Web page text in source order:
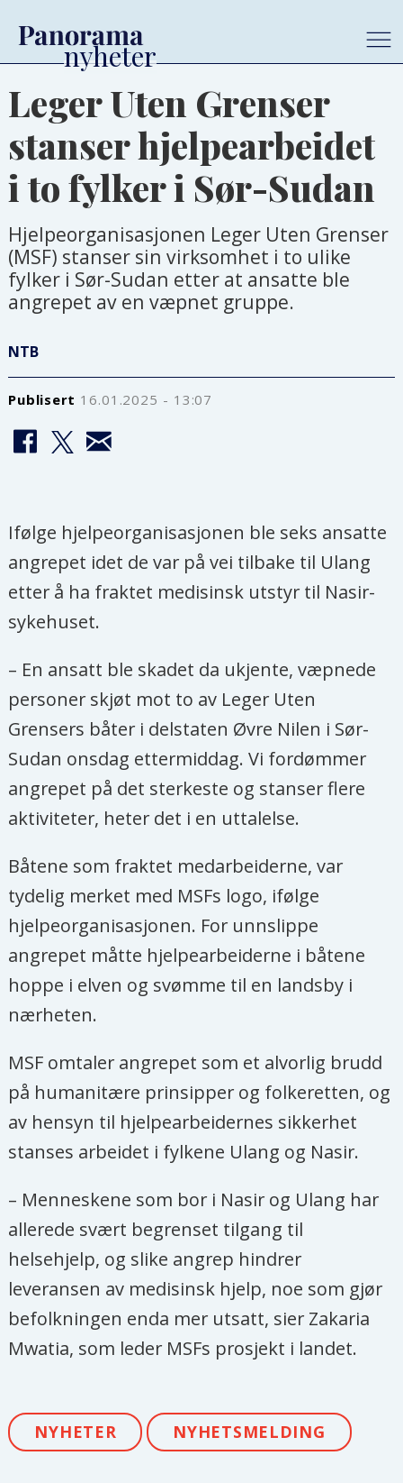
Leger Uten Grenser
stanser hjelpearbeidet
i to fylker i Sør-Sudan
Hjelpeorganisasjonen Leger Uten Grenser
(MSF) stanser sin virksomhet i to ulike
fylker i Sør-Sudan etter at ansatte ble
angrepet av en væpnet gruppe.
NTB
Publisert 16.01.2025 - 13:07
Ifølge hjelpeorganisasjonen ble seks ansatte
angrepet idet de var på vei tilbake til Ulang
etter å ha fraktet medisinsk utstyr til Nasir-
sykehuset.
– En ansatt ble skadet da ukjente, væpnede
personer skjøt mot to av Leger Uten
Grensers båter i delstaten Øvre Nilen i Sør-
Sudan onsdag ettermiddag. Vi fordømmer
angrepet på det sterkeste og stanser flere
aktiviteter, heter det i en uttalelse.
Båtene som fraktet medarbeiderne, var
tydelig merket med MSFs logo, ifølge
hjelpeorganisasjonen. For unnslippe
angrepet måtte hjelpearbeiderne i båtene
hoppe i elven og svømme til en landsby i
nærheten.
MSF omtaler angrepet som et alvorlig brudd
på humanitære prinsipper og folkeretten, og
av hensyn til hjelpearbeidernes sikkerhet
stanses arbeidet i fylkene Ulang og Nasir.
– Menneskene som bor i Nasir og Ulang har
allerede svært begrenset tilgang til
helsehjelp, og slike angrep hindrer
leveransen av medisinsk hjelp, noe som gjør
befolkningen enda mer utsatt, sier Zakaria
Mwatia, som leder MSFs prosjekt i landet.
NYHETER NYHETSMELDING